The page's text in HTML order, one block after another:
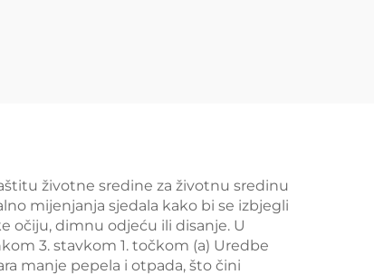
životne sredine za životnu sredinu
mijenjanja sjedala kako bi se izbjegli
očiju, dimnu odjeću ili disanje. U
3. stavkom 1. točkom (a) Uredbe
manje pepela i otpada, što čini